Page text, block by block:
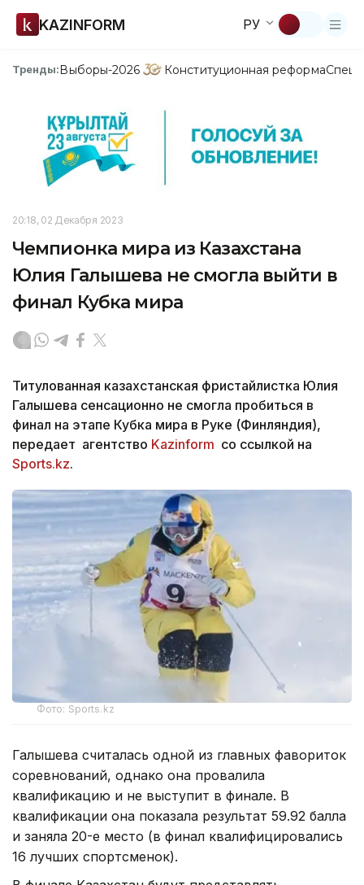
KAZINFORM РУ
Тренды:Выборы-2026 Конституционная реформа
20:18, 02 Декабря 2023
Чемпионка мира из Казахстана
Юлия Галышева не смогла выйти в
финал Кубка мира
Титулованная казахстанская фристайлистка Юлия
Галышева сенсационно не смогла пробиться в
финал на этапе Кубка мира в Руке (Финляндия),
передает агентство Kazinform со ссылкой на
Sports.kz.
Фото: Sports.kz
Галышева считалась одной из главных фавориток
соревнований, однако она провалила
квалификацию и не выступит в финале. В
квалификации она показала результат 59.92 балла
и заняла 20-е место (в финал квалифицировались
16 лучших спортсменок).